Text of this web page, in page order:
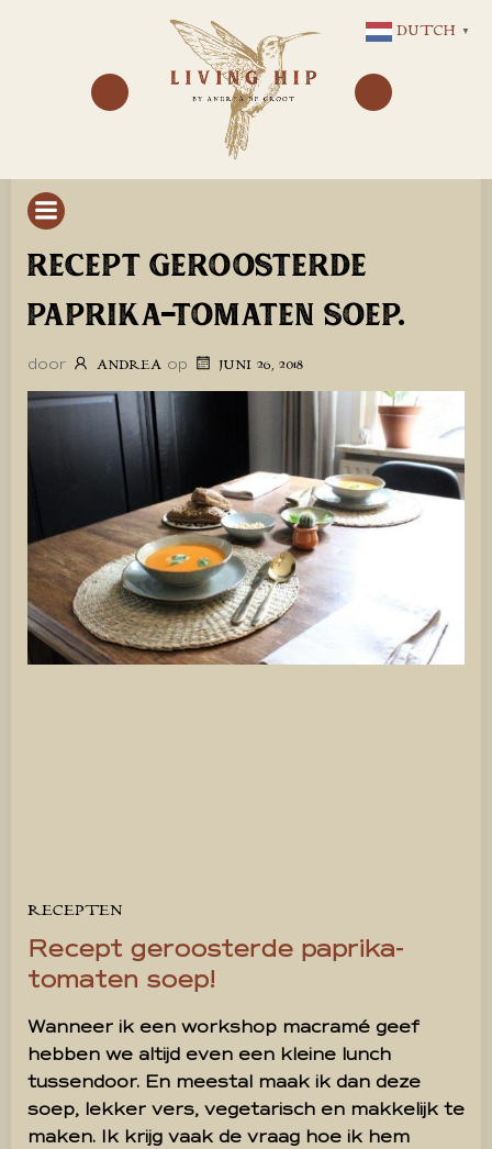
NAAR
DE
INHOUD
RECEPT GEROOSTERDE
PAPRIKA-TOMATEN SOEP.
door ANDREA op JUNI 26, 2018
RECEPTEN
Recept geroosterde paprika-
tomaten soep!
Wanneer ik een workshop macramé geef
hebben we altijd even een kleine lunch
tussendoor. En meestal maak ik dan deze
soep, lekker vers, vegetarisch en makkelijk te
maken. Ik krijg vaak de vraag hoe ik hem
DUTCH ▼